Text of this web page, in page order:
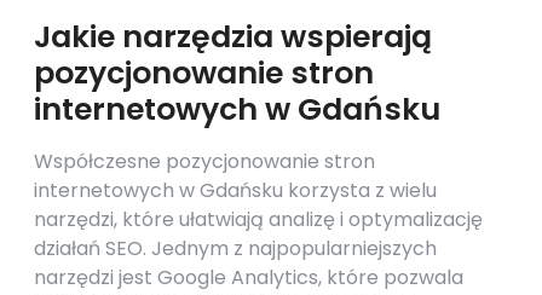
Jakie narzędzia wspierają
pozycjonowanie stron
internetowych w Gdańsku
Współczesne pozycjonowanie stron
internetowych w Gdańsku korzysta z wielu
narzędzi, które ułatwiają analizę i optymalizację
działań SEO. Jednym z najpopularniejszych
narzędzi jest Google Analytics, które pozwala